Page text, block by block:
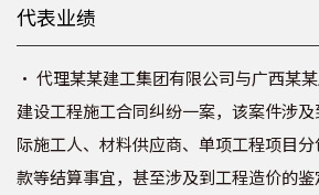
代表业绩
• 代理某某建工集团有限公司与广西某
建设工程施工合同纠纷一案，该案件涉
际施工人、材料供应商、单项工程项目
款等结算事宜，甚至涉及到工程造价的